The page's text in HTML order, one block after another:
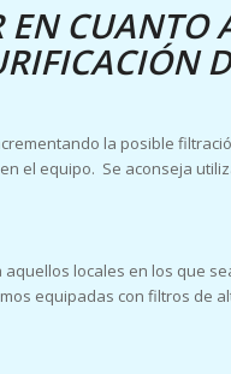
CUANTO
la posible
el equipo. Se aconseja
aquellos locales en los que
equipadas con filtros de